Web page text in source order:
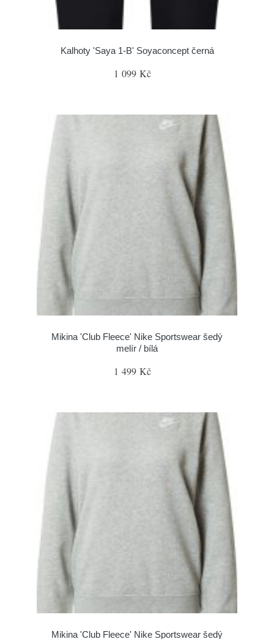
Kalhoty 'Saya 1-B' Soyaconcept černá
1 099 Kč
Mikina 'Club Fleece' Nike Sportswear šedý
melír / bílá
1 499 Kč
Mikina 'Club Fleece' Nike Sportswear šedý